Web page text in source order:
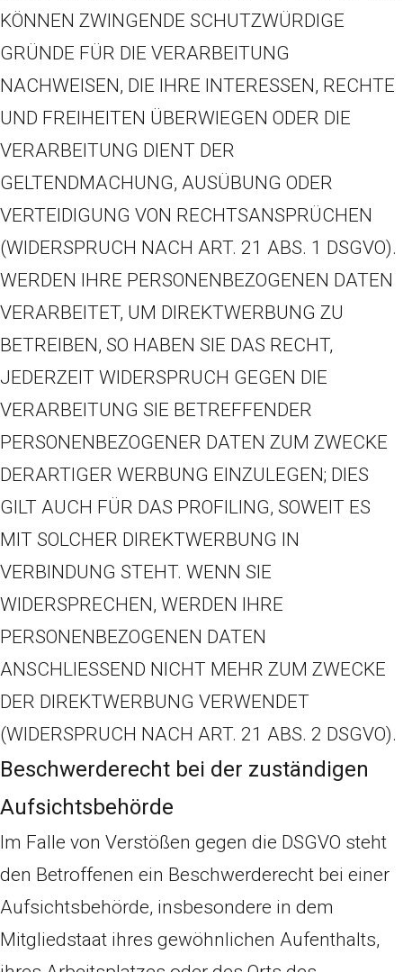
KÖNNEN ZWINGENDE SCHUTZWÜRDIGE
GRÜNDE FÜR DIE VERARBEITUNG
NACHWEISEN, DIE IHRE INTERESSEN, RECHTE
UND FREIHEITEN ÜBERWIEGEN ODER DIE
VERARBEITUNG DIENT DER
GELTENDMACHUNG, AUSÜBUNG ODER
VERTEIDIGUNG VON RECHTSANSPRÜCHEN
(WIDERSPRUCH NACH ART. 21 ABS. 1 DSGVO).
WERDEN IHRE PERSONENBEZOGENEN DATEN
VERARBEITET, UM DIREKTWERBUNG ZU
BETREIBEN, SO HABEN SIE DAS RECHT,
JEDERZEIT WIDERSPRUCH GEGEN DIE
VERARBEITUNG SIE BETREFFENDER
PERSONENBEZOGENER DATEN ZUM ZWECKE
DERARTIGER WERBUNG EINZULEGEN; DIES
GILT AUCH FÜR DAS PROFILING, SOWEIT ES
MIT SOLCHER DIREKTWERBUNG IN
VERBINDUNG STEHT. WENN SIE
WIDERSPRECHEN, WERDEN IHRE
PERSONENBEZOGENEN DATEN
ANSCHLIESSEND NICHT MEHR ZUM ZWECKE
DER DIREKTWERBUNG VERWENDET
(WIDERSPRUCH NACH ART. 21 ABS. 2 DSGVO).
Beschwerde­recht bei der zuständigen
Aufsichts­behörde
Im Falle von Verstößen gegen die DSGVO steht
den Betroffenen ein Beschwerderecht bei einer
Aufsichtsbehörde, insbesondere in dem
Mitgliedstaat ihres gewöhnlichen Aufenthalts,